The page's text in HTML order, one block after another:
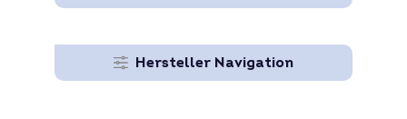
Hersteller Navigation